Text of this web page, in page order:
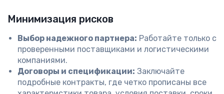
Минимизация рисков
Выбор надежного партнера: Работайте только с
проверенными поставщиками и логистическими
компаниями.
Договоры и спецификации: Заключайте
подробные контракты, где четко прописаны все